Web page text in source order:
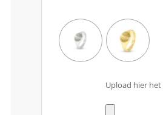
Upload hier